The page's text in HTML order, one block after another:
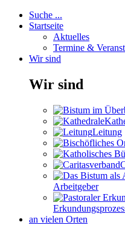
Suche ...
Startseite
Aktuelles
Termine &
Wir sind
Wir sind
Leitung
Arbeitgeber
an vielen Orten